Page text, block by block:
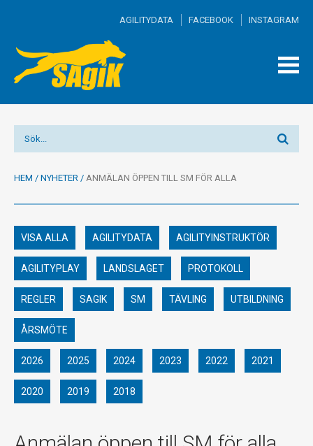
AGILITYDATA FACEBOOK INSTAGRAM
HEM / NYHETER / ANMÄLAN ÖPPEN TILL SM FÖR ALLA
VISA ALLA AGILITYDATA AGILITYINSTRUKTÖR
AGILITYPLAY LANDSLAGET PROTOKOLL
REGLER SAGIK SM TÄVLING UTBILDNING
ÅRSMÖTE
2026 2025 2024 2023 2022 2021
2020 2019 2018